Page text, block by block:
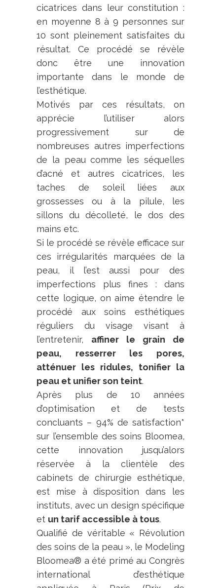
cicatrices dans leur constitution :
en moyenne 8 à 9 personnes sur
10 sont pleinement satisfaites du
résultat. Ce procédé se révèle
donc être une innovation
importante dans le monde de
l’esthétique.
Motivés par ces résultats, on
apprécie l’utiliser alors
progressivement sur de
nombreuses autres imperfections
de la peau comme les séquelles
d’acné et autres cicatrices, les
taches de soleil liées aux
grossesses ou à la pilule, les
sillons du décolleté, le dos des
mains etc.
Si le procédé se révèle efficace sur
ces irrégularités marquées de la
peau, il l’est aussi pour des
imperfections plus fines : dans
cette logique, on aime étendre le
procédé aux soins esthétiques
réguliers du visage visant à
l’entretenir, affiner le grain de
peau, resserrer les pores,
atténuer les ridules, tonifier la
peau et unifier son teint.
Après plus de 10 années
d’optimisation et de tests
concluants – 94% de satisfaction*
sur l’ensemble des soins Bloomea,
cette innovation jusqu’alors
réservée à la clientèle des
cabinets de chirurgie esthétique,
est mise à disposition dans les
instituts, avec un design spécifique
et un tarif accessible à tous.
Qualifié de véritable « Révolution
des soins de la peau », le Modeling
Bloomea® a été primé au Congrès
international d’esthétique